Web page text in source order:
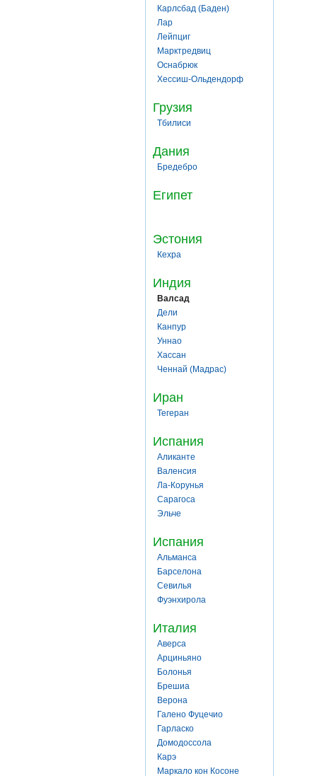
Карлсбад (Баден)
Лар
Лейпциг
Марктредвиц
Оснабрюк
Хессиш-Ольдендорф
Грузия
Тбилиси
Дания
Бредебро
Египет
Эстония
Кехра
Индия
Валсад
Дели
Канпур
Уннао
Хассан
Ченнай (Мадрас)
Иран
Тегеран
Испания
Аликанте
Валенсия
Ла-Корунья
Сарагоса
Эльче
Испания
Альманса
Барселона
Севилья
Фуэнхирола
Италия
Аверса
Арциньяно
Болонья
Брешиа
Верона
Галено Фуцечио
Гарласко
Домодоссола
Карэ
Маркало кон Косоне